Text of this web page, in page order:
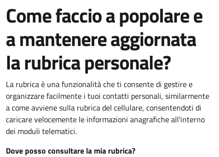
Come faccio a popolare e
a mantenere aggiornata
la rubrica personale?
La rubrica è una funzionalità che ti consente di gestire e
organizzare facilmente i tuoi contatti personali, similarmente
a come avviene sulla rubrica del cellulare, consentendoti di
caricare velocemente le informazioni anagrafiche all'interno
dei moduli telematici.
Dove posso consultare la mia rubrica?